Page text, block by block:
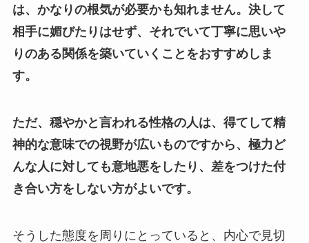
は、かなりの根気が必要かも知れません。決して
相手に媚びたりはせず、それでいて丁寧に思いや
りのある関係を築いていくことをおすすめしま
す。
ただ、穏やかと言われる性格の人は、得てして精
神的な意味での視野が広いものですから、極力ど
んな人に対しても意地悪をしたり、差をつけた付
き合い方をしない方がよいです。
そうした態度を周りにとっていると、内心で見切